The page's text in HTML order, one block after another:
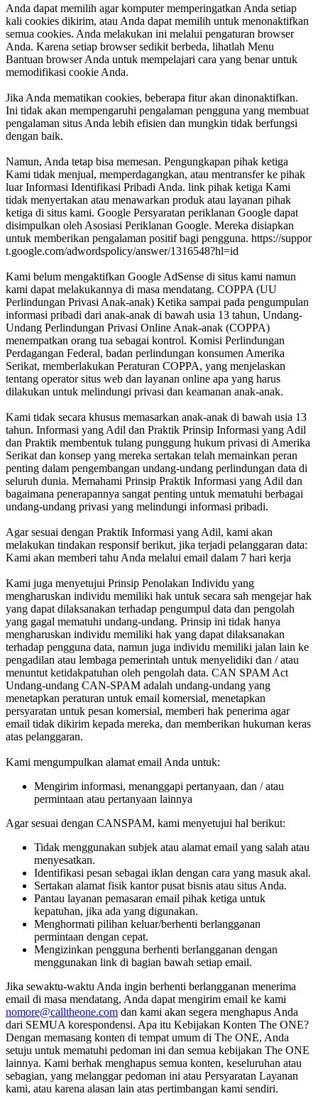
Anda dapat memilih agar komputer memperingatkan Anda setiap
kali cookies dikirim, atau Anda dapat memilih untuk menonaktifkan
semua cookies. Anda melakukan ini melalui pengaturan browser
Anda. Karena setiap browser sedikit berbeda, lihatlah Menu
Bantuan browser Anda untuk mempelajari cara yang benar untuk
memodifikasi cookie Anda.
Jika Anda mematikan cookies, beberapa fitur akan dinonaktifkan.
Ini tidak akan mempengaruhi pengalaman pengguna yang membuat
pengalaman situs Anda lebih efisien dan mungkin tidak berfungsi
dengan baik.
Namun, Anda tetap bisa memesan. Pengungkapan pihak ketiga
Kami tidak menjual, memperdagangkan, atau mentransfer ke pihak
luar Informasi Identifikasi Pribadi Anda. link pihak ketiga Kami
tidak menyertakan atau menawarkan produk atau layanan pihak
ketiga di situs kami. Google Persyaratan periklanan Google dapat
disimpulkan oleh Asosiasi Periklanan Google. Mereka disiapkan
untuk memberikan pengalaman positif bagi pengguna. https://suppor
t.google.com/adwordspolicy/answer/1316548?hl=id
Kami belum mengaktifkan Google AdSense di situs kami namun
kami dapat melakukannya di masa mendatang. COPPA (UU
Perlindungan Privasi Anak-anak) Ketika sampai pada pengumpulan
informasi pribadi dari anak-anak di bawah usia 13 tahun, Undang-
Undang Perlindungan Privasi Online Anak-anak (COPPA)
menempatkan orang tua sebagai kontrol. Komisi Perlindungan
Perdagangan Federal, badan perlindungan konsumen Amerika
Serikat, memberlakukan Peraturan COPPA, yang menjelaskan
tentang operator situs web dan layanan online apa yang harus
dilakukan untuk melindungi privasi dan keamanan anak-anak.
Kami tidak secara khusus memasarkan anak-anak di bawah usia 13
tahun. Informasi yang Adil dan Praktik Prinsip Informasi yang Adil
dan Praktik membentuk tulang punggung hukum privasi di Amerika
Serikat dan konsep yang mereka sertakan telah memainkan peran
penting dalam pengembangan undang-undang perlindungan data di
seluruh dunia. Memahami Prinsip Praktik Informasi yang Adil dan
bagaimana penerapannya sangat penting untuk mematuhi berbagai
undang-undang privasi yang melindungi informasi pribadi.
Agar sesuai dengan Praktik Informasi yang Adil, kami akan
melakukan tindakan responsif berikut, jika terjadi pelanggaran data:
Kami akan memberi tahu Anda melalui email dalam 7 hari kerja
Kami juga menyetujui Prinsip Penolakan Individu yang
mengharuskan individu memiliki hak untuk secara sah mengejar hak
yang dapat dilaksanakan terhadap pengumpul data dan pengolah
yang gagal mematuhi undang-undang. Prinsip ini tidak hanya
mengharuskan individu memiliki hak yang dapat dilaksanakan
terhadap pengguna data, namun juga individu memiliki jalan lain ke
pengadilan atau lembaga pemerintah untuk menyelidiki dan / atau
menuntut ketidakpatuhan oleh pengolah data. CAN SPAM Act
Undang-undang CAN-SPAM adalah undang-undang yang
menetapkan peraturan untuk email komersial, menetapkan
persyaratan untuk pesan komersial, memberi hak penerima agar
email tidak dikirim kepada mereka, dan memberikan hukuman keras
atas pelanggaran.
Kami mengumpulkan alamat email Anda untuk:
Mengirim informasi, menanggapi pertanyaan, dan / atau
permintaan atau pertanyaan lainnya
Agar sesuai dengan CANSPAM, kami menyetujui hal berikut:
Tidak menggunakan subjek atau alamat email yang salah atau
menyesatkan.
Identifikasi pesan sebagai iklan dengan cara yang masuk akal.
Sertakan alamat fisik kantor pusat bisnis atau situs Anda.
Pantau layanan pemasaran email pihak ketiga untuk
kepatuhan, jika ada yang digunakan.
Menghormati pilihan keluar/berhenti berlangganan
permintaan dengan cepat.
Mengizinkan pengguna berhenti berlangganan dengan
menggunakan link di bagian bawah setiap email.
Jika sewaktu-waktu Anda ingin berhenti berlangganan menerima
email di masa mendatang, Anda dapat mengirim email ke kami
nomore@calltheone.com dan kami akan segera menghapus Anda
dari SEMUA korespondensi. Apa itu Kebijakan Konten The ONE?
Dengan memasang konten di tempat umum di The ONE, Anda
setuju untuk mematuhi pedoman ini dan semua kebijakan The ONE
lainnya. Kami berhak menghapus semua konten, keseluruhan atau
sebagian, yang melanggar pedoman ini atau Persyaratan Layanan
kami, atau karena alasan lain atas pertimbangan kami sendiri.